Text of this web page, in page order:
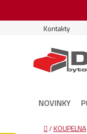
Kontakty
NOVINKY
Domů
/KOUPELNA